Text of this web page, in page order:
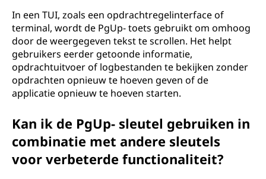
In een TUI, zoals een opdrachtregelinterface of
terminal, wordt de PgUp- toets gebruikt om omhoog
door de weergegeven tekst te scrollen. Het helpt
gebruikers eerder getoonde informatie,
opdrachtuitvoer of logbestanden te bekijken zonder
opdrachten opnieuw te hoeven geven of de
applicatie opnieuw te hoeven starten.
Kan ik de PgUp- sleutel gebruiken in
combinatie met andere sleutels
voor verbeterde functionaliteit?